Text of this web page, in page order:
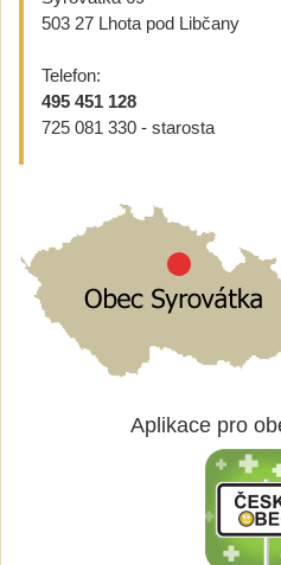
503 27 Lhota pod Libčany
Telefon:
495 451 128
725 081 330 - starosta
Aplikace pro